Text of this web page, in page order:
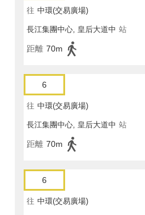
往 中環(交易廣場)
長江集團中心, 皇后大道中 站
距離 70m
6
往 中環(交易廣場)
長江集團中心, 皇后大道中 站
距離 70m
6
往 中環(交易廣場)